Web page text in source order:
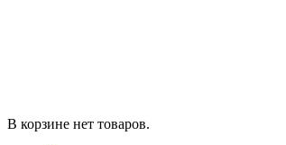
В корзине нет товаров.